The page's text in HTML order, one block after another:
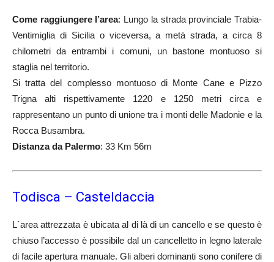
Come raggiungere l’area: Lungo la strada provinciale Trabia-
Ventimiglia di Sicilia o viceversa, a metà strada, a circa 8
chilometri da entrambi i comuni, un bastone montuoso si
staglia nel territorio.
Si tratta del complesso montuoso di Monte Cane e Pizzo
Trigna alti rispettivamente 1220 e 1250 metri circa e
rappresentano un punto di unione tra i monti delle Madonie e la
Rocca Busambra.
Distanza da Palermo: 33 Km 56m
Todisca – Casteldaccia
L´area attrezzata è ubicata al di là di un cancello e se questo è
chiuso l’accesso è possibile dal un cancelletto in legno laterale
di facile apertura manuale. Gli alberi dominanti sono conifere di